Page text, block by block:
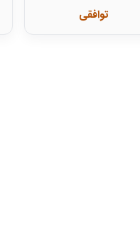
توافقی